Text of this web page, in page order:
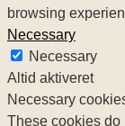
browsing
Necessary
Necessary
Altid aktiveret
Necessary
These cookies do